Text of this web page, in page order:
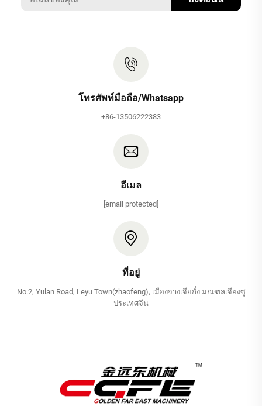
โทรศัพท์มือถือ/Whatsapp
+86-13506222383
อีเมล
[email protected]
ที่อยู่
No.2, Yulan Road, Leyu Town(zhaofeng), เมืองจางเจียกั๋ง มณฑลเจียงซู
ประเทศจีน